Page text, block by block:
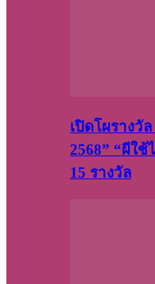
เปิดโผรางวั
2568” “ผีใ
15 รางวัล